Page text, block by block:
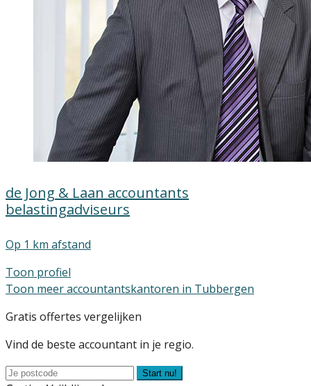
de Jong & Laan accountants
belastingadviseurs
Op 1 km afstand
Toon profiel
Toon meer accountantskantoren in Tubbergen
Gratis offertes vergelijken
Vind de beste accountant in je regio.
Start nu!